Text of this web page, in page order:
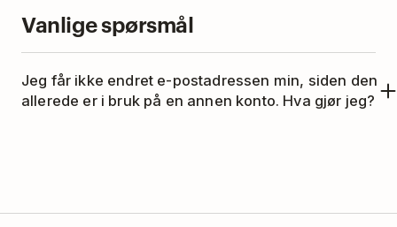
Vanlige spørsmål
Jeg får ikke endret e-postadressen min, siden den
allerede er i bruk på en annen konto. Hva gjør jeg?
denne måten frigjøres den og kan brukes med